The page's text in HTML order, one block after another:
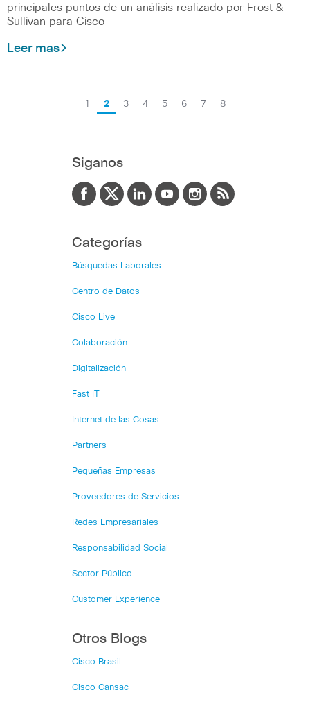
principales puntos de un análisis realizado por Frost &
Sullivan para Cisco
Leer mas
1 2 3 4 5 6 7 8
Siganos
Categorías
Búsquedas Laborales
Centro de Datos
Cisco Live
Colaboración
Digitalización
Fast IT
Internet de las Cosas
Partners
Pequeñas Empresas
Proveedores de Servicios
Redes Empresariales
Responsabilidad Social
Sector Público
Customer Experience
Otros Blogs
Cisco Brasil
Cisco Cansac